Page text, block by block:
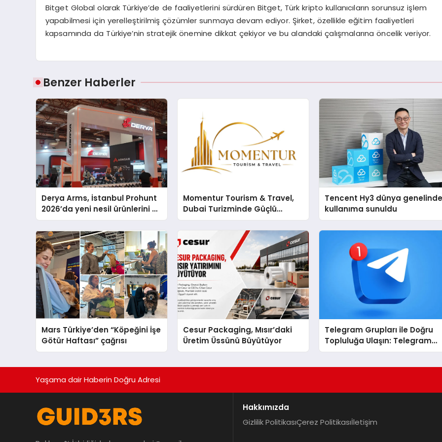
Bitget Global olarak Türkiye’de de faaliyetlerini sürdüren Bitget, Türk kripto kullanıcıların sorunsuz işlem
yapabilmesi için yerelleştirilmiş çözümler sunmaya devam ediyor. Şirket, özellikle eğitim faaliyetleri
kapsamında da Türkiye’nin stratejik önemine dikkat çekiyor ve bu alandaki çalışmalarına öncelik veriyor.
Benzer Haberler
Derya Arms, İstanbul Prohunt
2026’da yeni nesil ürünlerini ve
global marka vizyonunu
sergiledi
Momentur Tourism & Travel,
Dubai Turizminde Güçlü
Operasyon Ağıyla Fark
Tencent Hy3 dünya
kullanıma sunuldu
Mars Türkiye’den “Köpeğini İşe
Götür Haftası” çağrısı
Cesur Packaging, Mısır’daki
Üretim Üssünü Büyütüyor
Telegram Grupları ile Doğru
Topluluğa Ulaşın: Telegram
Grup Arayanların İşini
Yaşama dair Haberin Doğru Adresi
Hakkımızda
Gizlilik PolitikasıÇerez Politikasıİletişim